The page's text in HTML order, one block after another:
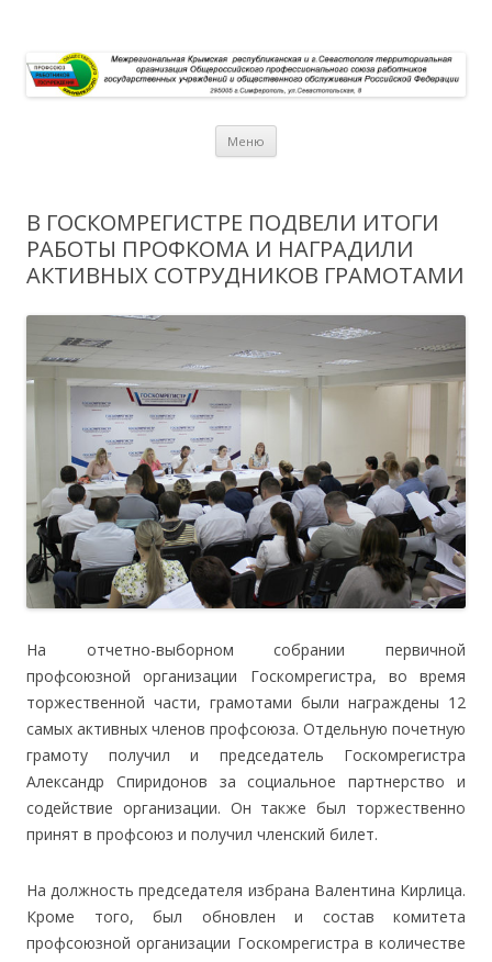
Меню
В ГОСКОМРЕГИСТРЕ ПОДВЕЛИ ИТОГИ
РАБОТЫ ПРОФКОМА И НАГРАДИЛИ
АКТИВНЫХ СОТРУДНИКОВ ГРАМОТАМИ
На отчетно-выборном собрании первичной
профсоюзной организации Госкомрегистра, во время
торжественной части, грамотами были награждены 12
самых активных членов профсоюза. Отдельную почетную
грамоту получил и председатель Госкомрегистра
Александр Спиридонов за социальное партнерство и
содействие организации. Он также был торжественно
принят в профсоюз и получил членский билет.
На должность председателя избрана Валентина Кирлица.
Кроме того, был обновлен и состав комитета
профсоюзной организации Госкомрегистра в количестве